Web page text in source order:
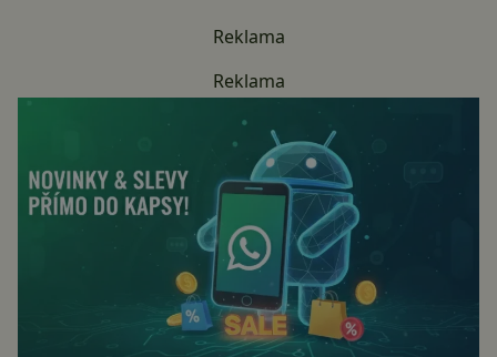
Reklama
Reklama